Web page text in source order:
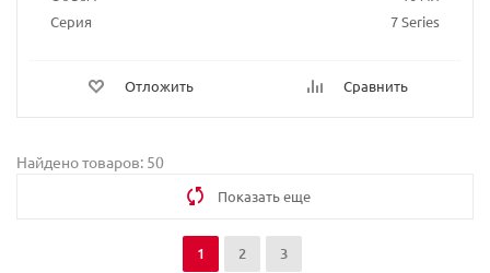
Серия
7 Series
Отложить Сравнить
Найдено товаров: 50
Показать еще
1 2 3